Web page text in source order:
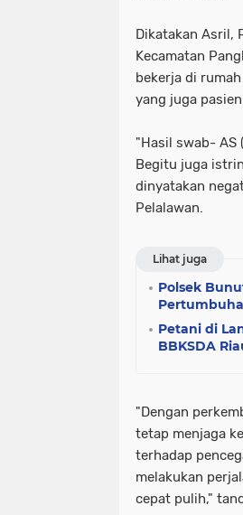
Dikatakan Asril,
Kecamatan
bekerja di
yang juga
"Hasil swab- AS
Begitu juga
dinyatakan
Pelalawan.
Lihat juga
Polsek
Petani di
BBKSDA
"Dengan
tetap menjaga
terhadap
melakukan
cepat pulih,"